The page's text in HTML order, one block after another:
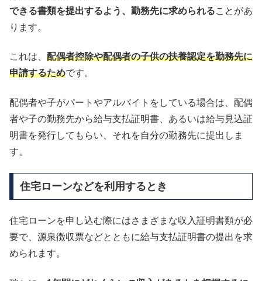
できる書類を提出するよう、勤務先に求められることがあ
ります。
これは、 配偶者控除や配偶者の子供の扶養認定を勤務先に
申請するためです。
配偶者や子がパートやアルバイトをしている場合は、配偶
者や子の勤務先から給与支払証明書、あるいは給与見込証
明書を発行してもらい、それを自分の勤務先に提出しま
す。
住宅ローンなどを利用するとき
住宅ローンを申し込む際にはさまざまな収入証明書類が必
要で、源泉徴収票などとともに給与支払証明書の提出を求
められます。